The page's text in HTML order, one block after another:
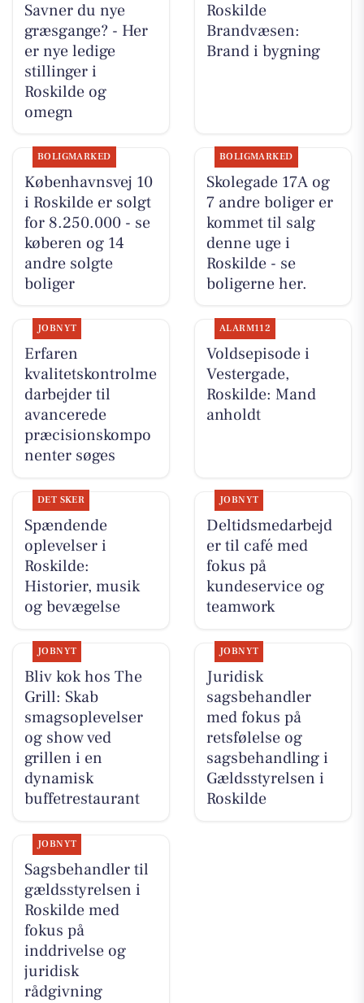
Savner du nye
græsgange? - Her
er nye ledige
stillinger i
Roskilde og
omegn
Roskilde
Brandvæsen:
Brand i bygning
BOLIGMARKED
Københavnsvej 10
i Roskilde er solgt
for 8.250.000 - se
køberen og 14
andre solgte
boliger
BOLIGMARKED
Skolegade 17A og
7 andre boliger er
kommet til salg
denne uge i
Roskilde - se
boligerne her.
JOBNYT
Erfaren
kvalitetskontrolme
darbejder til
avancerede
præcisionskompo
nenter søges
ALARM112
Voldsepisode i
Vestergade,
Roskilde: Mand
anholdt
DET SKER
Spændende
oplevelser i
Roskilde:
Historier, musik
og bevægelse
JOBNYT
Deltidsmedarbejd
er til café med
fokus på
kundeservice og
teamwork
JOBNYT
Bliv kok hos The
Grill: Skab
smagsoplevelser
og show ved
grillen i en
dynamisk
buffetrestaurant
JOBNYT
Juridisk
sagsbehandler
med fokus på
retsfølelse og
sagsbehandling i
Gældsstyrelsen i
Roskilde
JOBNYT
Sagsbehandler til
gældsstyrelsen i
Roskilde med
fokus på
inddrivelse og
juridisk
rådgivning